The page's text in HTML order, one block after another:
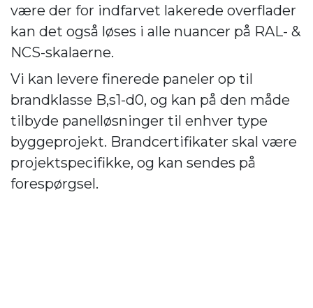
være der for indfarvet lakerede overflader
kan det også løses i alle nuancer på RAL- &
NCS-skalaerne.
Vi kan levere finerede paneler op til
brandklasse B,s1-d0, og kan på den måde
tilbyde panelløsninger til enhver type
byggeprojekt. Brandcertifikater skal være
projektspecifikke, og kan sendes på
forespørgsel.